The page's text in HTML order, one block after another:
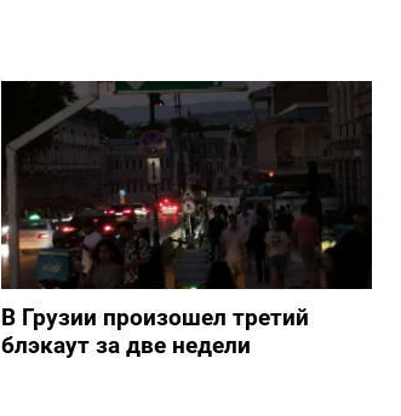
В Грузии произошел третий
блэкаут за две недели